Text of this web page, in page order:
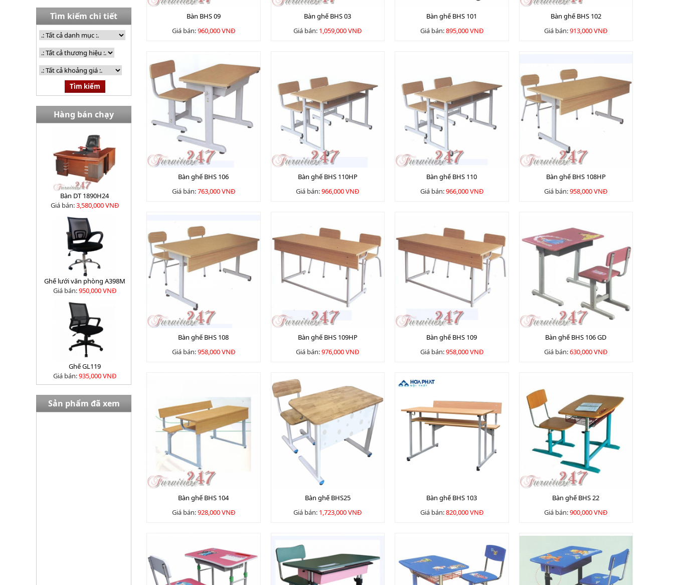
Tìm kiếm chi tiết
Hàng bán chạy
Bàn DT 1890H24
Giá bán:3,580,000 VNĐ
Ghế lưới văn phòng A398M
Giá bán:950,000 VNĐ
Ghế GL119
Giá bán:935,000 VNĐ
Sản phẩm đã xem
Bàn BHS 09
Giá bán:960,000 VNĐ
Bàn ghế BHS 03
Giá bán: 1,059,000 VNĐ
Bàn ghế BHS 101
Giá bán:895,000 VNĐ
Bàn ghế BHS 102
Giá bán:913,000 VNĐ
Bàn ghế BHS 106
Giá bán:763,000 VNĐ
Bàn ghế BHS 110HP
Giá bán:966,000 VNĐ
Bàn ghế BHS 110
Giá bán:966,000 VNĐ
Bàn ghế BHS 108HP
Giá bán:958,000 VNĐ
Bàn ghế BHS 108
Giá bán:958,000 VNĐ
Bàn ghế BHS 109HP
Giá bán:976,000 VNĐ
Bàn ghế BHS 109
Giá bán:958,000 VNĐ
Bàn ghế BHS 106 GD
Giá bán:630,000 VNĐ
Bàn ghế BHS 104
Giá bán:928,000 VNĐ
Bàn ghế BHS25
Giá bán: 1,723,000 VNĐ
Bàn ghế BHS 103
Giá bán:820,000 VNĐ
Bàn ghế BHS 22
Giá bán:900,000 VNĐ